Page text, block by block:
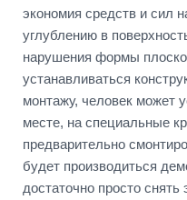
экономия средств и сил
углублению в
нарушения формы
устанавливаться
монтажу, человек может
месте, на специальные
предварительно
будет производиться
достаточно просто